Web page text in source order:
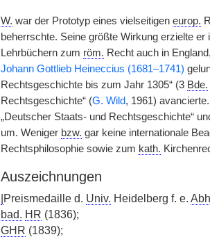
W. war der Prototyp eines vielseitigen europ.
beherrschte. Seine größte Wirkung erzielte er
Lehrbüchern zum röm. Recht auch in
Johann Gottlieb Heineccius (1681–1741)
Rechtsgeschichte bis zum Jahr 1305“ (3 Bde.
Rechtsgeschichte“ (G. Wild, 1961) avancierte.
„Deutscher Staats- und Rechtsgeschichte“
um. Weniger bzw. gar keine internationale
Rechtsphilosophie sowie zum kath.
Auszeichnungen
Preismedaille d. Univ. Heidelberg f. e.
bad. HR (1836);
GHR (1839);